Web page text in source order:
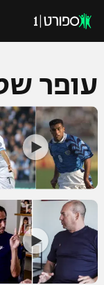
כדורגל ישראלי
ליגת העל
גביע הטוטו
ליגיונרים
כדורגל עולמי
ליגת האלופות
ליגה אירופית
ליגה אנגלית
כדורסל ישראלי
ליגת ווינר סל
כדורסל עולמי
עופר